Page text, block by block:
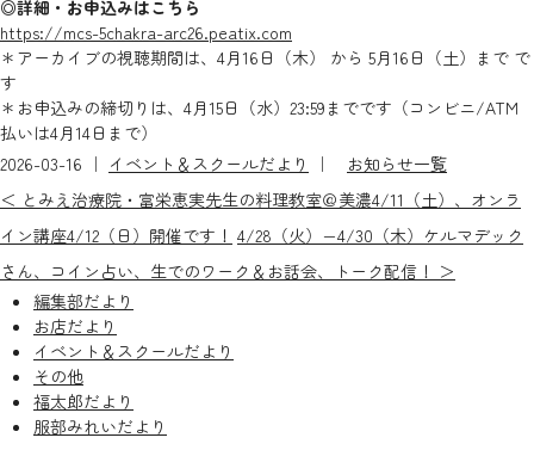
◎詳細・お申込みはこちら
https://mcs-5chakra-arc26.peatix.com
＊アーカイブの視聴期間は、4月16日（木） から 5月16日（土）まで で
す
＊お申込みの締切りは、4月15日（水）23:59までです（コンビニ/ATM
払いは4月14日まで）
2026-03-16 ｜ イベント＆スクールだより ｜ お知らせ一覧
＜ とみえ治療院・富栄恵実先生の料理教室＠美濃4/11（土）、オンラ
イン講座4/12（日）開催です！ 4/28（火）−4/30（木）ケルマデック
さん、コイン占い、生でのワーク＆お話会、トーク配信！ ＞
編集部だより
お店だより
イベント＆スクールだより
その他
福太郎だより
服部みれいだより